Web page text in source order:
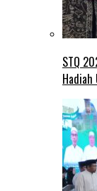
STQ
Hadiah